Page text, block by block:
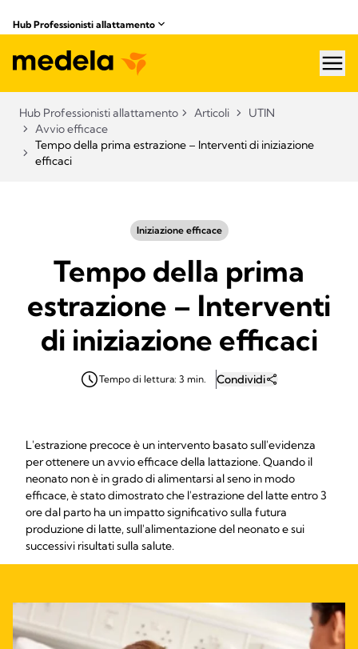
Hub Professionisti allattamento​
Hub Professionisti allattamento​ Articoli​
UTIN
Avvio efficace
Tempo della prima estrazione – Interventi di iniziazione
efficaci
Iniziazione efficace
Tempo della prima
estrazione – Interventi
di iniziazione efficaci
Tempo di lettura: 3 min. Condividi
L'estrazione precoce è un intervento basato sull'evidenza
per ottenere un avvio efficace della lattazione. Quando il
neonato non è in grado di alimentarsi al seno in modo
efficace, è stato dimostrato che l'estrazione del latte entro 3
ore dal parto ha un impatto significativo sulla futura
produzione di latte, sull'alimentazione del neonato e sui
successivi risultati sulla salute.